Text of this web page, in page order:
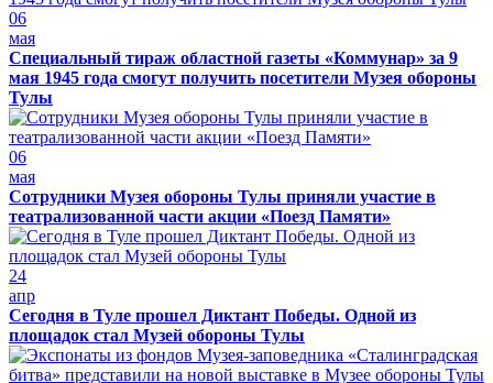
06
мая
Специальный тираж областной газеты «Коммунар» за 9
мая 1945 года смогут получить посетители Музея обороны
Тулы
06
мая
Сотрудники Музея обороны Тулы приняли участие в
театрализованной части акции «Поезд Памяти»
24
апр
Сегодня в Туле прошел Диктант Победы. Одной из
площадок стал Музей обороны Тулы